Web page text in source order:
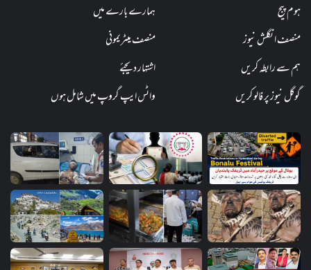
ہوم پیج
ہمارے بارے میں
منصف انگلش نیوز
منصف میٹریمونی
ہم سے رابطہ کریں
اشتہار دیجئے
گوگل نیوز پر فالو کریں
واٹس ایپ گروپ میں شامل ہوں